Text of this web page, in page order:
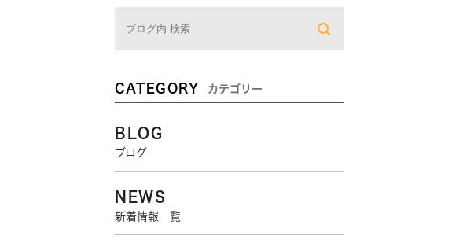
CATEGORY カテゴリー
BLOG
ブログ
NEWS
新着情報一覧